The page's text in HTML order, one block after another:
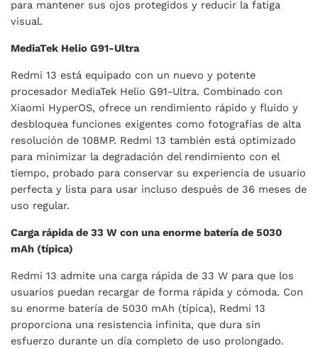
para mantener sus ojos protegidos y reducir la fatiga
visual.
MediaTek Helio G91-Ultra
Redmi 13 está equipado con un nuevo y potente
procesador MediaTek Helio G91-Ultra. Combinado con
Xiaomi HyperOS, ofrece un rendimiento rápido y fluido y
desbloquea funciones exigentes como fotografías de alta
resolución de 108MP. Redmi 13 también está optimizado
para minimizar la degradación del rendimiento con el
tiempo, probado para conservar su experiencia de usuario
perfecta y lista para usar incluso después de 36 meses de
uso regular.
Carga rápida de 33 W con una enorme batería de 5030
mAh (típica)
Redmi 13 admite una carga rápida de 33 W para que los
usuarios puedan recargar de forma rápida y cómoda. Con
su enorme batería de 5030 mAh (típica), Redmi 13
proporciona una resistencia infinita, que dura sin
esfuerzo durante un día completo de uso prolongado.